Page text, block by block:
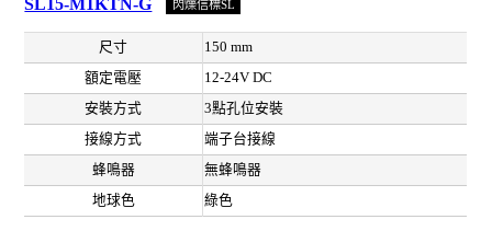
SL15-M1KTN-G 閃爍信標SL
尺寸
150 mm
額定電壓
12-24V DC
安裝方式
3點孔位安裝
接線方式
端子台接線
蜂鳴器
無蜂鳴器
地球色
綠色